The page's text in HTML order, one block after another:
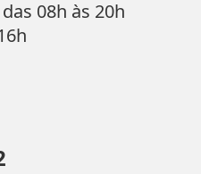
08h às 20h